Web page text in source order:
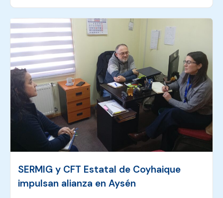
SERMIG y CFT Estatal de Coyhaique
impulsan alianza en Aysén